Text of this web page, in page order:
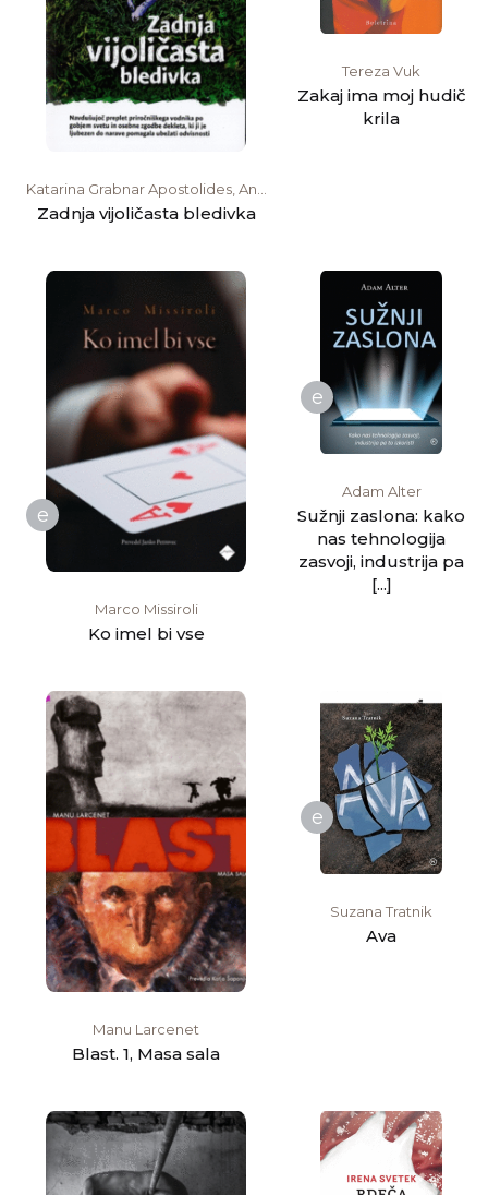
Katarina Grabnar Apostolides, Ana
Schnabl
Zadnja vijoličasta bledivka
Tereza Vuk
Zakaj ima moj hudič
krila
e
Marco Missiroli
Ko imel bi vse
e
Adam Alter
Sužnji zaslona: kako
nas tehnologija
zasvoji, industrija pa
[...]
Manu Larcenet
Blast. 1, Masa sala
e
Suzana Tratnik
Ava